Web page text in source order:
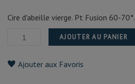
Cire d'abeille vierge. Pt Fusion 60-70°.
AJOUTER AU PANIER
Ajouter aux Favoris